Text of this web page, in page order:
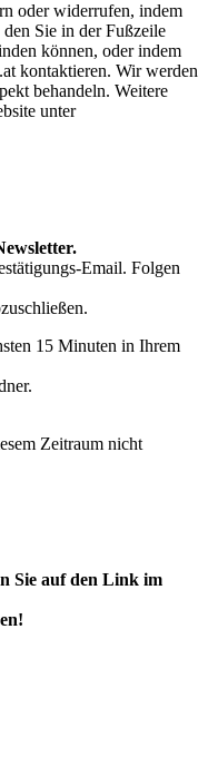
oder widerrufen, indem
Sie in der Fußzeile
können, oder indem
kontaktieren. Wir werden
behandeln. Weitere
unter
Email. Folgen
15 Minuten in Ihrem
Zeitraum nicht
Sie auf den Link im